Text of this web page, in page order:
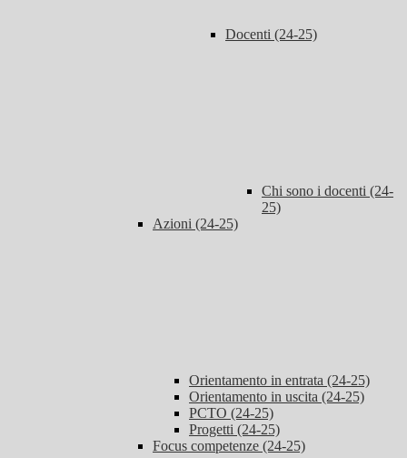
Docenti (24-25)
Chi sono i docenti (24-
25)
Azioni (24-25)
Orientamento in entrata (24-25)
Orientamento in uscita (24-25)
PCTO (24-25)
Progetti (24-25)
Focus competenze (24-25)